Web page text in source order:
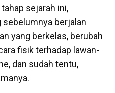
sejarah ini,
sebelumnya berjalan
yang berkelas, berubah
fisik terhadap lawan-
dan sudah tentu,